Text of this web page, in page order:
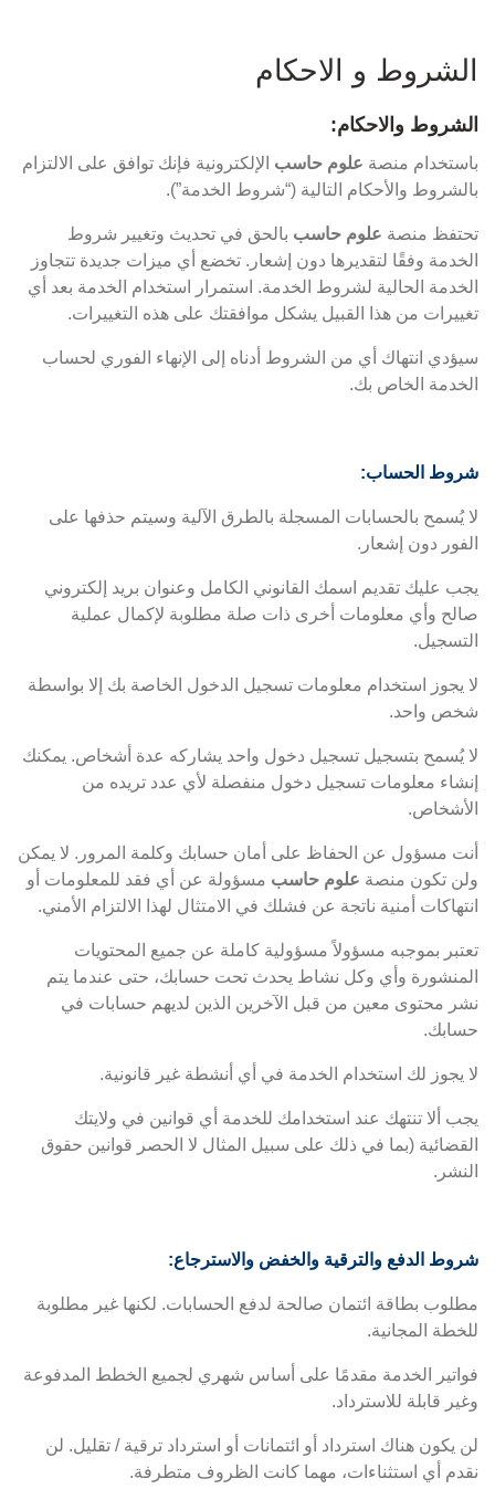
الشروط و الاحكام
الشروط والاحكام:
باستخدام منصة علوم حاسب الإلكترونية فإنك توافق على الالتزام
بالشروط والأحكام التالية (“شروط الخدمة”).
تحتفظ منصة علوم حاسب بالحق في تحديث وتغيير شروط
الخدمة وفقًا لتقديرها دون إشعار. تخضع أي ميزات جديدة تتجاوز
الخدمة الحالية لشروط الخدمة. استمرار استخدام الخدمة بعد أي
تغييرات من هذا القبيل يشكل موافقتك على هذه التغييرات.
سيؤدي انتهاك أي من الشروط أدناه إلى الإنهاء الفوري لحساب
الخدمة الخاص بك.
شروط الحساب:
لا يُسمح بالحسابات المسجلة بالطرق الآلية وسيتم حذفها على
الفور دون إشعار.
يجب عليك تقديم اسمك القانوني الكامل وعنوان بريد إلكتروني
صالح وأي معلومات أخرى ذات صلة مطلوبة لإكمال عملية
التسجيل.
لا يجوز استخدام معلومات تسجيل الدخول الخاصة بك إلا بواسطة
شخص واحد.
لا يُسمح بتسجيل تسجيل دخول واحد يشاركه عدة أشخاص. يمكنك
إنشاء معلومات تسجيل دخول منفصلة لأي عدد تريده من
الأشخاص.
أنت مسؤول عن الحفاظ على أمان حسابك وكلمة المرور. لا يمكن
ولن تكون منصة علوم حاسب مسؤولة عن أي فقد للمعلومات أو
انتهاكات أمنية ناتجة عن فشلك في الامتثال لهذا الالتزام الأمني.
تعتبر بموجبه مسؤولاً مسؤولية كاملة عن جميع المحتويات
المنشورة وأي وكل نشاط يحدث تحت حسابك، حتى عندما يتم
نشر محتوى معين من قبل الآخرين الذين لديهم حسابات في
حسابك.
لا يجوز لك استخدام الخدمة في أي أنشطة غير قانونية.
يجب ألا تنتهك عند استخدامك للخدمة أي قوانين في ولايتك
القضائية (بما في ذلك على سبيل المثال لا الحصر قوانين حقوق
النشر.
شروط الدفع والترقية والخفض والاسترجاع:
مطلوب بطاقة ائتمان صالحة لدفع الحسابات. لكنها غير مطلوبة
للخطة المجانية.
فواتير الخدمة مقدمًا على أساس شهري لجميع الخطط المدفوعة
وغير قابلة للاسترداد.
لن يكون هناك استرداد أو ائتمانات أو استرداد ترقية / تقليل. لن
نقدم أي استثناءات، مهما كانت الظروف متطرفة.